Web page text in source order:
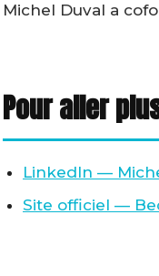
Michel Duval a
Pour aller
LinkedIn —
Site officiel —